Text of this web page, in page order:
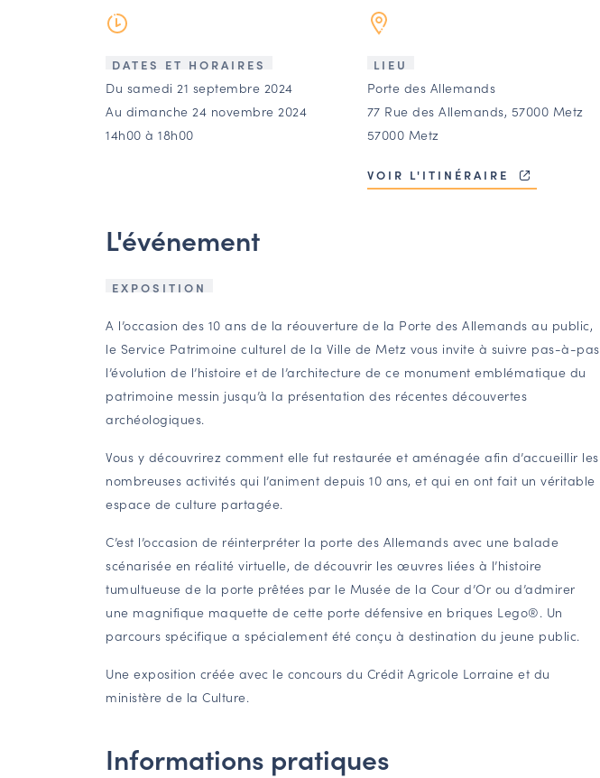
DATES ET HORAIRES
Du samedi 21 septembre 2024
Au dimanche 24 novembre 2024
14h00 à 18h00
LIEU
Porte des Allemands
77 Rue des Allemands, 57000 Metz
57000 Metz
VOIR L'ITINÉRAIRE
L'événement
EXPOSITION
A l’occasion des 10 ans de la réouverture de la Porte des Allemands au public,
le Service Patrimoine culturel de la Ville de Metz vous invite à suivre pas-à-pas
l’évolution de l’histoire et de l’architecture de ce monument emblématique du
patrimoine messin jusqu’à la présentation des récentes découvertes
archéologiques.
Vous y découvrirez comment elle fut restaurée et aménagée afin d’accueillir les
nombreuses activités qui l’animent depuis 10 ans, et qui en ont fait un véritable
espace de culture partagée.
C’est l’occasion de réinterpréter la porte des Allemands avec une balade
scénarisée en réalité virtuelle, de découvrir les œuvres liées à l’histoire
tumultueuse de la porte prêtées par le Musée de la Cour d’Or ou d’admirer
une magnifique maquette de cette porte défensive en briques Lego®. Un
parcours spécifique a spécialement été conçu à destination du jeune public.
Une exposition créée avec le concours du Crédit Agricole Lorraine et du
ministère de la Culture.
Informations pratiques